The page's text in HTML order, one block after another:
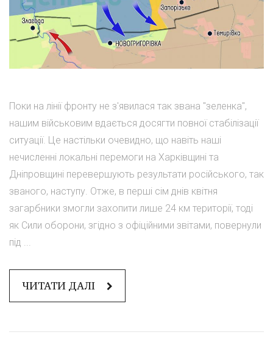
Поки на лінії фронту не з'явилася так звана "зеленка",
нашим військовим вдається досягти повної стабілізації
ситуації. Це настільки очевидно, що навіть наші
нечисленні локальні перемоги на Харківщині та
Дніпровщині перевершують результати російського, так
званого, наступу. Отже, в перші сім днів квітня
загарбники змогли захопити лише 24 км території, тоді
як Сили оборони, згідно з офіційними звітами, повернули
під ...
ЧИТАТИ ДАЛІ